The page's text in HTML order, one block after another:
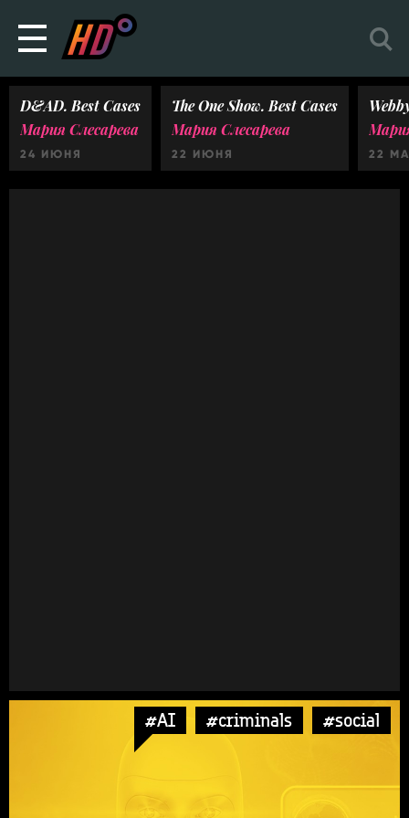
D&AD. Best Cases
Мария Слесарева
24 ИЮНЯ
The One Show. Best Cases
Мария Слесарева
22 ИЮНЯ 22
#AI #criminals #social